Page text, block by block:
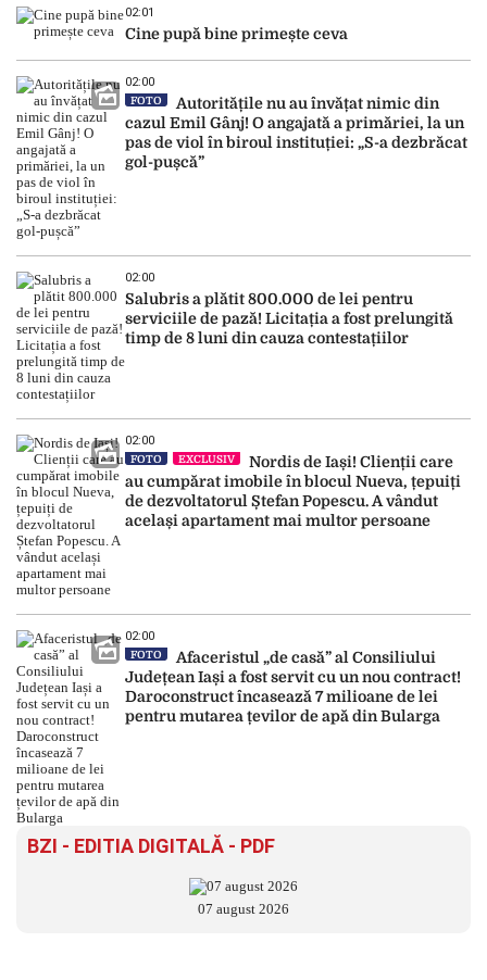
02:01
Cine pupă bine primește ceva
02:00
FOTO
Autoritățile nu au învățat nimic din
cazul Emil Gânj! O angajată a primăriei, la un
pas de viol în biroul instituției: „S-a dezbrăcat
gol-pușcă”
02:00
Salubris a plătit 800.000 de lei pentru
serviciile de pază! Licitația a fost prelungită
timp de 8 luni din cauza contestațiilor
02:00
FOTO EXCLUSIV
Nordis de Iași! Clienții care
au cumpărat imobile în blocul Nueva, țepuiți
de dezvoltatorul Ștefan Popescu. A vândut
același apartament mai multor persoane
02:00
FOTO
Afaceristul „de casă” al Consiliului
Județean Iași a fost servit cu un nou contract!
Daroconstruct încasează 7 milioane de lei
pentru mutarea țevilor de apă din Bularga
BZI - EDITIA DIGITALĂ - PDF
07 august 2026